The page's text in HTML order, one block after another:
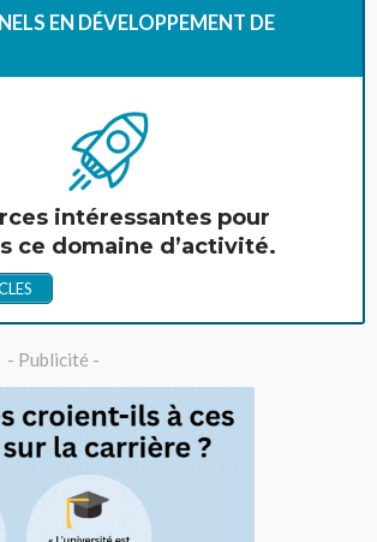
EN DÉVELOPPEMENT DE
intéressantes pour
ce domaine d’activité.
- Publicité -